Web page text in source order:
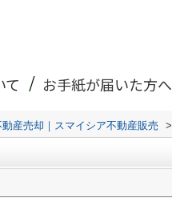
て お手紙が届いた方へ
産売却｜スマイシア不動産販売 >